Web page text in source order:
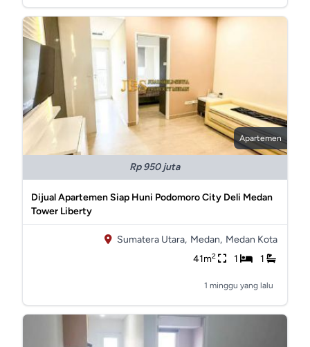
Apartemen
Rp 950 juta
Dijual Apartemen Siap Huni Podomoro City Deli Medan
Tower Liberty
Sumatera Utara, Medan, Medan Kota
41m2 1 1
1 minggu yang lalu